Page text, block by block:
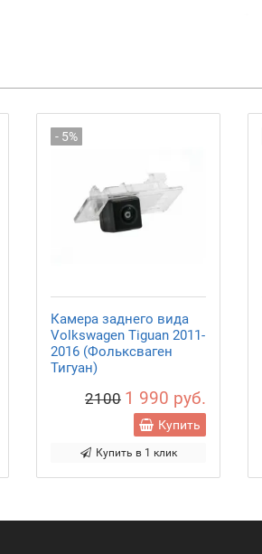
- 5%
Камера заднего вида
Volkswagen Tiguan 2011-
2016 (Фольксваген
Тигуан)
2100 1 990 руб.
Купить
Купить в 1 клик